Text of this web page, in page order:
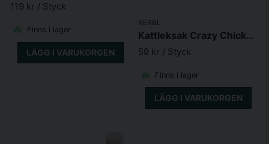
119 kr / Styck
Finns i lager
LÄGG I VARUKORGEN
KERBL
Kattleksak Crazy Chicken med kattmynta
59 kr / Styck
Finns i lager
LÄGG I VARUKORGEN